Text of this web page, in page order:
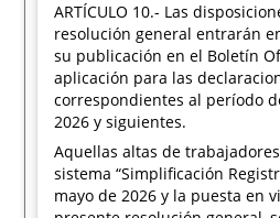
ARTÍCULO 10.- Las
resolución general entrarán
su publicación en el Boletín
aplicación para las
correspondientes al período
2026 y siguientes.
Aquellas altas de
sistema “Simplificación
mayo de 2026 y la puesta en